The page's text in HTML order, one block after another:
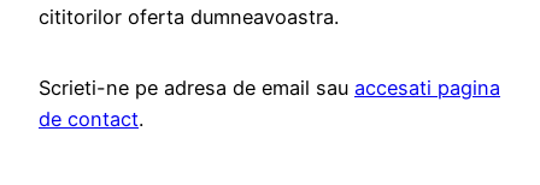
cititorilor oferta dumneavoastra.
Scrieti-ne pe adresa de email sau accesati pagina
de contact.